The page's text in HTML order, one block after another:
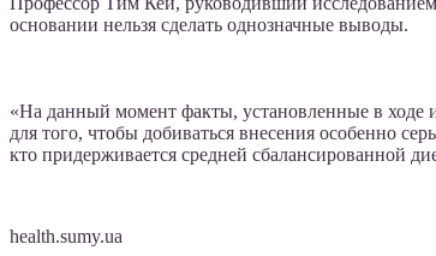
основании нельзя сделать однозначные выводы.
«На данный момент факты, установленные в ходе
для того, чтобы добиваться внесения особенно
кто придерживается средней сбалансированной
health.sumy.ua